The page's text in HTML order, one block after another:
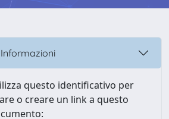
Informazioni
questo identificativo per
o creare un link a questo